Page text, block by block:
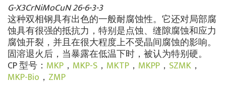
G-X3CrNiMoCuN 26-6-3-3
这种双相钢具有出色的一般耐腐蚀性。它还对局部腐
蚀具有很强的抵抗力，特别是点蚀、缝隙腐蚀和应力
腐蚀开裂，并且在很大程度上不受晶间腐蚀的影响。
固溶退火后，当暴露在低温下时，被认为特别硬。
CP 型号： MKP ， MKP-S ， MKTP ， MKPP ， SZMK ，
MKP-Bio ， ZMP